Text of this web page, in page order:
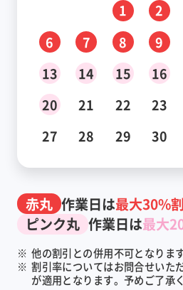
1 2
6
7 8 9
13
14 15 16
20
21 22 23
27
28 29 30
赤丸 作業日は最大30%
ピンク丸 作業日は最大
※ 他の割引との併用不可となります
※ 割引率についてはお問合せいた
が適用となります。予めご了承